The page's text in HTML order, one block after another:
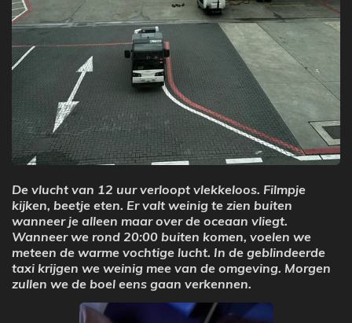
De vlucht van 12 uur verloopt vlekkeloos. Filmpje
kijken, beetje eten. Er valt weinig te zien buiten
wanneer je alleen maar over de oceaan vliegt.
Wanneer we rond 20:00 buiten komen, voelen we
meteen de warme vochtige lucht. In de geblindeerde
taxi krijgen we weinig mee van de omgeving. Morgen
zullen we de boel eens gaan verkennen.